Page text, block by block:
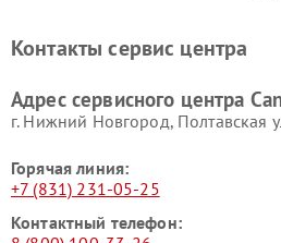
Контакты сервис центра
Адрес сервисного центра
г. Нижний Новгород, Полтавская
Горячая линия:
+7 (831) 231-05-25
Контактный телефон: